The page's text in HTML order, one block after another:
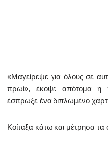
«Μαγείρεψε για όλους σε
πρωί», έκοψε απότομα η
έσπρωξε ένα διπλωμένο
Κοίταξα κάτω και μέτρησα